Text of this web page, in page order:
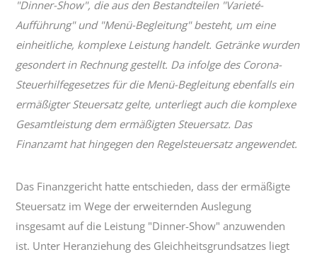
"Dinner-Show", die aus den Bestandteilen "Varieté-
Aufführung" und "Menü-Begleitung" besteht, um eine
einheitliche, komplexe Leistung handelt. Getränke wurden
gesondert in Rechnung gestellt. Da infolge des Corona-
Steuerhilfegesetzes für die Menü-Begleitung ebenfalls ein
ermäßigter Steuersatz gelte, unterliegt auch die komplexe
Gesamtleistung dem ermäßigten Steuersatz. Das
Finanzamt hat hingegen den Regelsteuersatz angewendet.
Das Finanzgericht hatte entschieden, dass der ermäßigte
Steuersatz im Wege der erweiternden Auslegung
insgesamt auf die Leistung "Dinner-Show" anzuwenden
ist. Unter Heranziehung des Gleichheitsgrundsatzes liegt